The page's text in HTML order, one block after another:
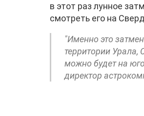
в этот раз лунное
смотреть его на
"Именно это
территории Урала,
можно будет на
директор